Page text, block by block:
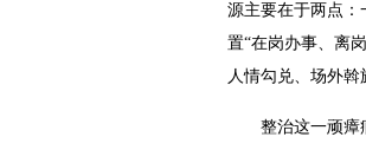
源主要在于两点：
置“在岗办事、离
人情勾兑、场外斡
整治这一顽瘴痼